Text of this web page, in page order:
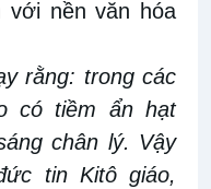
với nền văn hóa
rằng: trong các
có tiềm ẩn hạt
chân lý. Vậy
tin Kitô giáo,